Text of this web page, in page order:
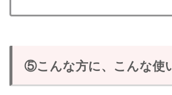
⑤こんな方に、こんな使